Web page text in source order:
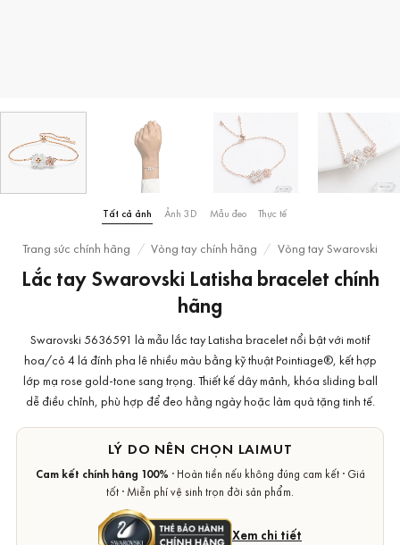
Tất cả ảnh Ảnh 3D Mẫu đeo Thực tế
Trang sức chính hãng / Vòng tay chính hãng / Vòng tay Swarovski
Lắc tay Swarovski Latisha bracelet chính
hãng
Swarovski 5636591 là mẫu lắc tay Latisha bracelet nổi bật với motif
hoa/cỏ 4 lá đính pha lê nhiều màu bằng kỹ thuật Pointiage®, kết hợp
lớp mạ rose gold-tone sang trọng. Thiết kế dây mảnh, khóa sliding ball
dễ điều chỉnh, phù hợp để đeo hằng ngày hoặc làm quà tặng tinh tế.
LÝ DO NÊN CHỌN LAIMUT
Cam kết chính hãng 100% · Hoàn tiền nếu không đúng cam kết · Giá
tốt · Miễn phí vệ sinh trọn đời sản phẩm.
Xem chi tiết